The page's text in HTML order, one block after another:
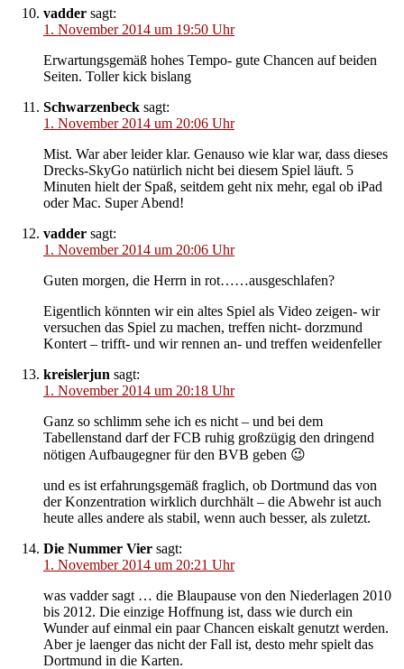
vadder sagt:
1. November 2014 um 19:50 Uhr
Erwartungsgemäß hohes Tempo- gute Chancen auf beiden
Seiten. Toller kick bislang
Schwarzenbeck sagt:
1. November 2014 um 20:06 Uhr
Mist. War aber leider klar. Genauso wie klar war, dass dieses
Drecks-SkyGo natürlich nicht bei diesem Spiel läuft. 5
Minuten hielt der Spaß, seitdem geht nix mehr, egal ob iPad
oder Mac. Super Abend!
vadder sagt:
1. November 2014 um 20:06 Uhr
Guten morgen, die Herrn in rot……ausgeschlafen?
Eigentlich könnten wir ein altes Spiel als Video zeigen- wir
versuchen das Spiel zu machen, treffen nicht- dorzmund
Kontert – trifft- und wir rennen an- und treffen weidenfeller
kreislerjun sagt:
1. November 2014 um 20:18 Uhr
Ganz so schlimm sehe ich es nicht – und bei dem
Tabellenstand darf der FCB ruhig großzügig den dringend
nötigen Aufbaugegner für den BVB geben 😉
und es ist erfahrungsgemäß fraglich, ob Dortmund das von
der Konzentration wirklich durchhält – die Abwehr ist auch
heute alles andere als stabil, wenn auch besser, als zuletzt.
Die Nummer Vier sagt:
1. November 2014 um 20:21 Uhr
was vadder sagt … die Blaupause von den Niederlagen 2010
bis 2012. Die einzige Hoffnung ist, dass wie durch ein
Wunder auf einmal ein paar Chancen eiskalt genutzt werden.
Aber je laenger das nicht der Fall ist, desto mehr spielt das
Dortmund in die Karten.